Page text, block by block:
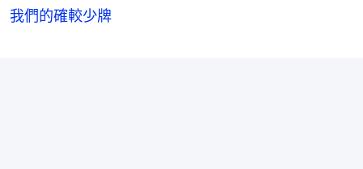
我們的確較少牌